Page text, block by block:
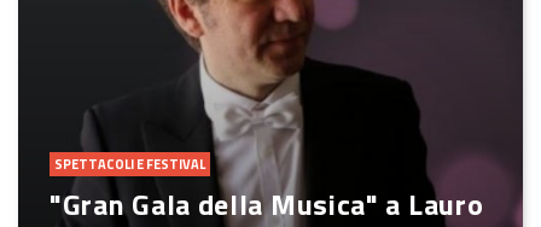
SPETTACOLI E FESTIVAL
"Gran Gala della Musica" a Lauro